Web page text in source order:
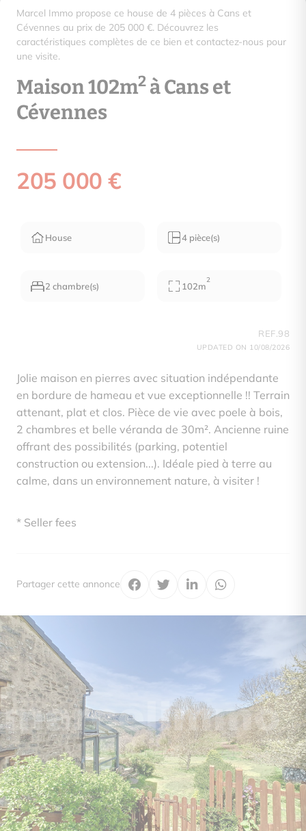
Marcel Immo propose ce house de 4 pièces à Cans et
Cévennes au prix de 205 000 €. Découvrez les
caractéristiques complètes de ce bien et contactez-nous pour
une visite.
Maison 102m2 à Cans et
Cévennes
205 000 €
House 4 pièce(s)
2 chambre(s) 102m
2
REF.98
UPDATED ON 10/08/2026
Jolie maison en pierres avec situation indépendante
en bordure de hameau et vue exceptionnelle !! Terrain
attenant, plat et clos. Pièce de vie avec poele à bois,
2 chambres et belle véranda de 30m². Ancienne ruine
offrant des possibilités (parking, potentiel
construction ou extension...). Idéale pied à terre au
calme, dans un environnement nature, à visiter !
* Seller fees
Partager cette annonce